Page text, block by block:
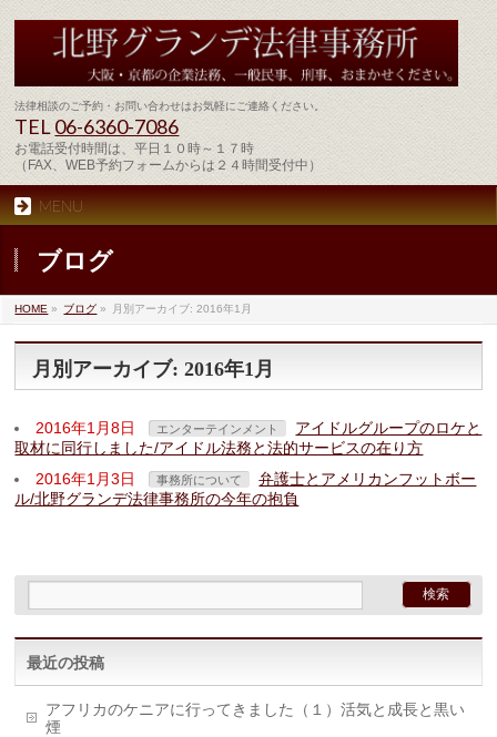
法律相談のご予約・お問い合わせはお気軽にご連絡ください。
TEL06-6360-7086
お電話受付時間は、平日１０時～１７時
（FAX、WEB予約フォームからは２４時間受付中）
MENU
ブログ
HOME » ブログ » 月別アーカイブ: 2016年1月
月別アーカイブ: 2016年1月
2016年1月8日 エンターテインメント
アイドルグループのロケと
取材に同行しました/アイドル法務と法的サービスの在り方
2016年1月3日
事務所について
弁護士とアメリカンフットボー
ル/北野グランデ法律事務所の今年の抱負
最近の投稿
アフリカのケニアに行ってきました（１）活気と成長と黒い
煙